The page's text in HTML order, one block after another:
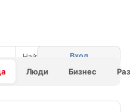
Люди Бизнес
Вход